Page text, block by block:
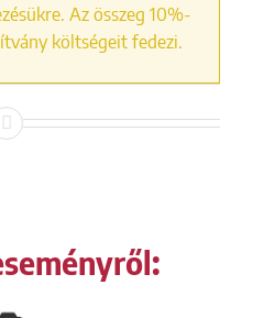
Az összeg 10%-
költségeit fedezi.